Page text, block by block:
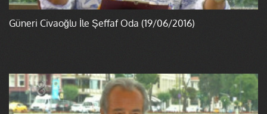
Güneri Civaoğlu İle Şeffaf Oda (19/06/2016)